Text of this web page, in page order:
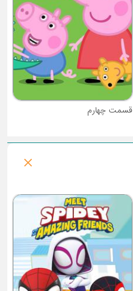
قسمت چهارم